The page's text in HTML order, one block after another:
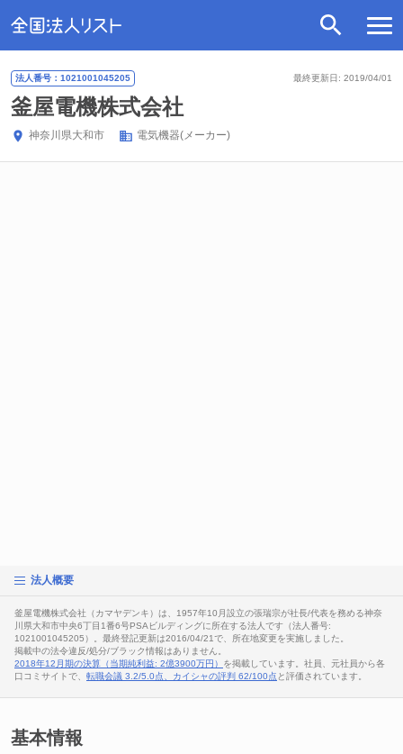
最終更新日: 2019/04/01
法人番号：1021001045205
釜屋電機株式会社
神奈川県大和市 電気機器(メーカー)
法人概要
釜屋電機株式会社（カマヤデンキ）は、1957年10月設立の張瑞宗が社長/代表を務める神奈
川県大和市中央6丁目1番6号PSAビルディングに所在する法人です（法人番号:
1021001045205）。最終登記更新は2016/04/21で、所在地変更を実施しました。
掲載中の法令違反/処分/ブラック情報はありません。
2018年12月期の決算（当期純利益: 2億3900万円） を掲載しています。社員、元社員から各
口コミサイトで、 転職会議 3.2/5.0点、カイシャの評判 62/100点 と評価されています。
基本情報